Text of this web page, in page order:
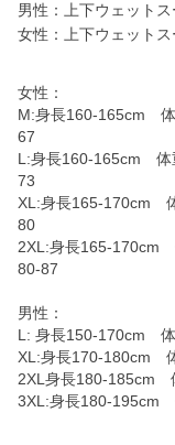
男性：上下ウェットス
女性：上下ウェットス
女性：
M:身長160-165cm
67
L:身長160-165cm
73
XL:身長165-170cm
80
2XL:身長165-
80-87
男性：
L: 身長150-170cm
XL:身長170-180cm
2XL身長180-185cm
3XL:身長180-195cm